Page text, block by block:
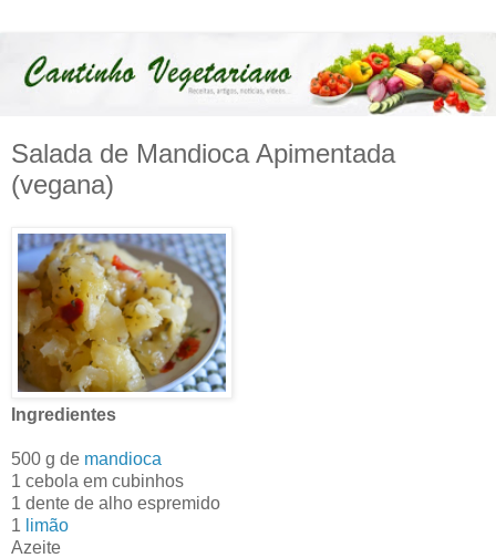
Salada de Mandioca Apimentada
(vegana)
Ingredientes
500 g de mandioca
1 cebola em cubinhos
1 dente de alho espremido
1 limão
Azeite